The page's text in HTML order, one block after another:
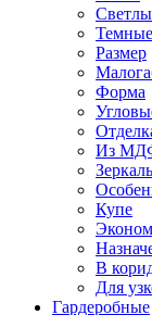
Темные
Размер
Форма
Из
Купе
Эконом
В
Для
Гардеробные